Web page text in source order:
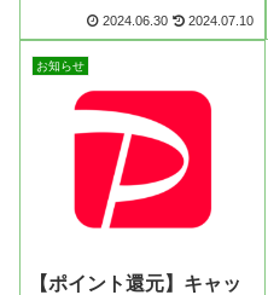
2024.06.30 2024.07.10
お知らせ
【ポイント還元】キャッ